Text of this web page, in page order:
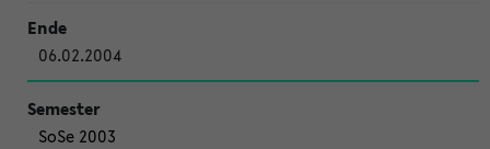
06.02.2004
SoSe 2003